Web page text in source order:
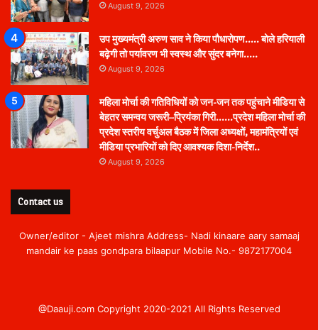
August 9, 2026
उप मुख्यमंत्री अरुण साव ने किया पौधारोपण….. बोले हरियाली
बढ़ेगी तो पर्यावरण भी स्वस्थ और सुंदर बनेगा…..
August 9, 2026
महिला मोर्चा की गतिविधियों को जन-जन तक पहुंचाने मीडिया से
बेहतर समन्वय जरूरी–प्रियंका गिरी……प्रदेश महिला मोर्चा की
प्रदेश स्तरीय वर्चुअल बैठक में जिला अध्यक्षों, महामंत्रियों एवं
मीडिया प्रभारियों को दिए आवश्यक दिशा-निर्देश..
August 9, 2026
Contact us
Owner/editor - Ajeet mishra Address- Nadi kinaare aary samaaj
mandair ke paas gondpara bilaapur Mobile No.- 9872177004
@Daauji.com Copyright 2020-2021 All Rights Reserved